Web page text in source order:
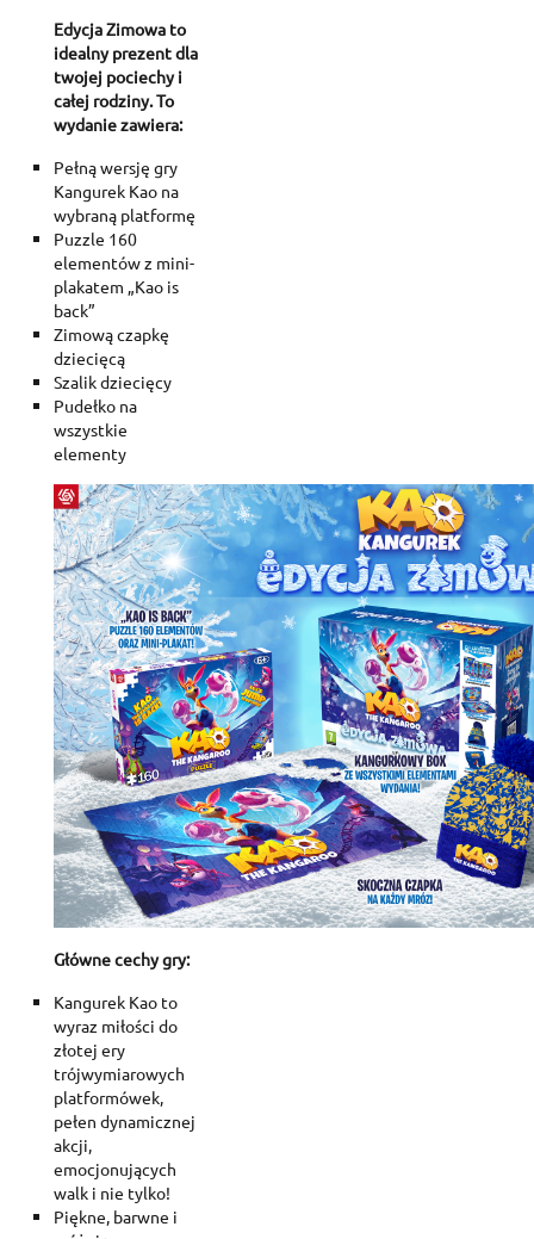
Edycja Zimowa to
idealny prezent dla
twojej pociechy i
całej rodziny. To
wydanie zawiera:
Pełną wersję gry
Kangurek Kao na
wybraną platformę
Puzzle 160
elementów z mini-
plakatem „Kao is
back”
Zimową czapkę
dziecięcą
Szalik dziecięcy
Pudełko na
wszystkie
elementy
Główne cechy gry:
Kangurek Kao to
wyraz miłości do
złotej ery
trójwymiarowych
platformówek,
pełen dynamicznej
akcji,
emocjonujących
walk i nie tylko!
Piękne, barwne i